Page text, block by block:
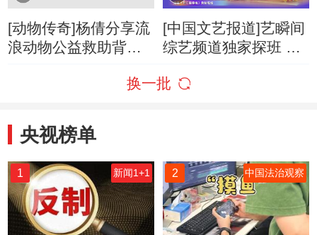
[动物传奇]杨倩分享流
浪动物公益救助背后
[中国文艺报道]艺瞬间
综艺频道独家探班 走
制现场
换一批
央视榜单
1 新闻1+1 2 中国法治观察